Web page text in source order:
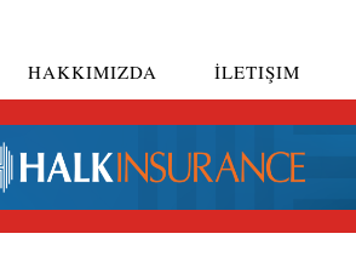
HAKKIMIZDA İLETIŞIM